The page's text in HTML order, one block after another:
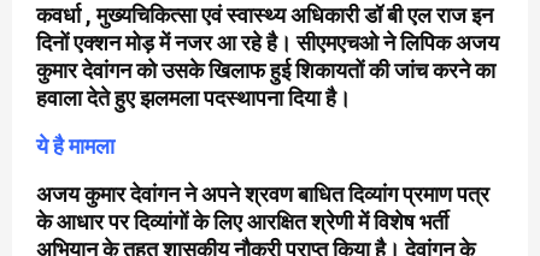
कवर्धा , मुख्यचिकित्सा एवं स्वास्थ्य अधिकारी डॉ बी एल राज इन
दिनों एक्शन मोड़ में नजर आ रहे है। सीएमएचओ ने लिपिक अजय
कुमार देवांगन को उसके खिलाफ हुई शिकायतों की जांच करने का
हवाला देते हुए झलमला पदस्थापना दिया है।
ये है मामला
अजय कुमार देवांगन ने अपने श्रवण बाधित दिव्यांग प्रमाण पत्र
के आधार पर दिव्यांगों के लिए आरक्षित श्रेणी में विशेष भर्ती
अभियान के तहत शासकीय नौकरी प्राप्त किया है। देवांगन के